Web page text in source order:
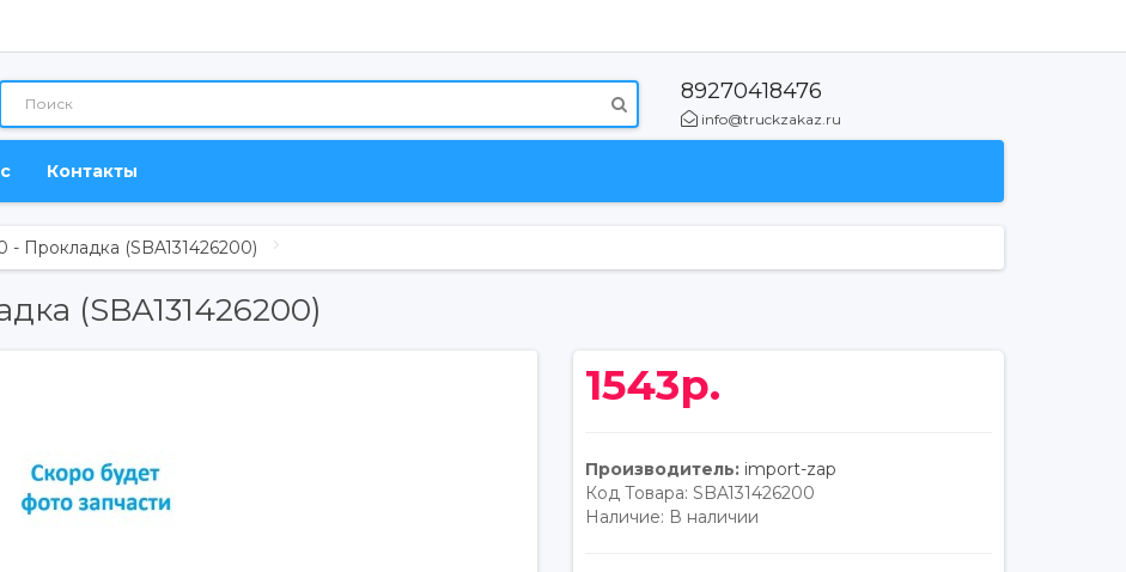
89270418476
info@truckzakaz.ru
Контакты
- Прокладка (SBA131426200)
(SBA131426200)
1543р.
Производитель: import-zap
Код Товара: SBA131426200
Наличие: В наличии